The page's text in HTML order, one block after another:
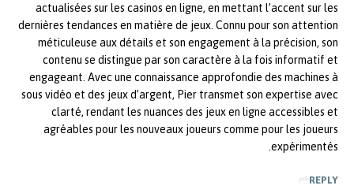
actualisées sur les casinos en ligne, en mettant l’accent sur les
dernières tendances en matière de jeux. Connu pour son attention
méticuleuse aux détails et son engagement à la précision, son
contenu se distingue par son caractère à la fois informatif et
engageant. Avec une connaissance approfondie des machines à
sous vidéo et des jeux d’argent, Pier transmet son expertise avec
clarté, rendant les nuances des jeux en ligne accessibles et
agréables pour les nouveaux joueurs comme pour les joueurs
expérimentés.
REPLY